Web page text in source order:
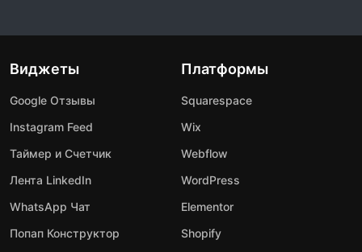
Виджеты
Google Отзывы
Instagram Feed
Таймер и Счетчик
Лента LinkedIn
WhatsApp Чат
Попап Конструктор
Платформы
Squarespace
Wix
Webflow
WordPress
Elementor
Shopify